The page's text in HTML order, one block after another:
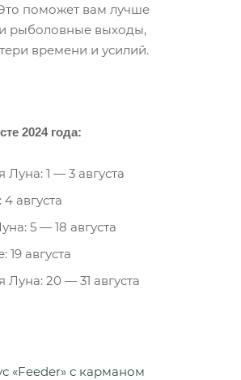
поможет вам лучше
рыболовные выходы,
времени и усилий.
2024 года:
1 — 3 августа
августа
5 — 18 августа
19 августа
20 — 31 августа
«Feeder» с карманом